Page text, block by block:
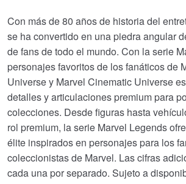
Con más de 80 años de historia del
se ha convertido en una piedra angular
de fans de todo el mundo. Con la serie
personajes favoritos de los fanáticos de
Universe y Marvel Cinematic Universe
detalles y articulaciones premium para
colecciones. Desde figuras hasta
rol premium, la serie Marvel Legends
élite inspirados en personajes para los
coleccionistas de Marvel. Las cifras
cada una por separado. Sujeto a